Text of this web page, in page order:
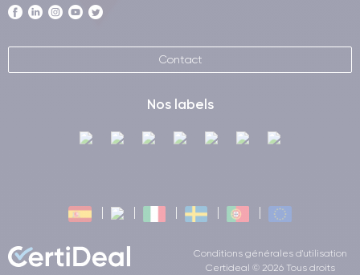
Contact
Nos labels
Conditions générales d'utilisation
Certideal © 2026 Tous droits